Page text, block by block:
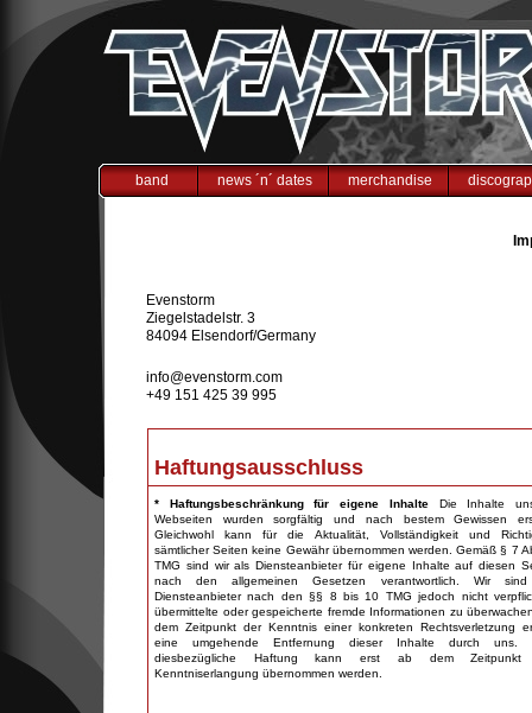
band news ´n´ dates merchandise
Evenstorm
Ziegelstadelstr. 3
84094 Elsendorf/Germany
info@evenstorm.com
+49 151 425 39 995
Haftungsausschluss
* Haftungsbeschränkung für eigene InhalteDie Inhalte
Webseiten wurden sorgfältig und nach bestem Gewissen
Gleichwohl kann für die Aktualität, Vollständigkeit und
sämtlicher Seiten keine Gewähr übernommen werden. Gemäß § 7
TMG sind wir als Diensteanbieter für eigene Inhalte auf diesen
nach den allgemeinen Gesetzen verantwortlich. Wir
Diensteanbieter nach den §§ 8 bis 10 TMG jedoch nicht
übermittelte oder gespeicherte fremde Informationen zu
dem Zeitpunkt der Kenntnis einer konkreten Rechtsverletzung
eine umgehende Entfernung dieser Inhalte durch uns.
diesbezügliche Haftung kann erst ab dem Zeitpunkt
Kenntniserlangung übernommen werden.